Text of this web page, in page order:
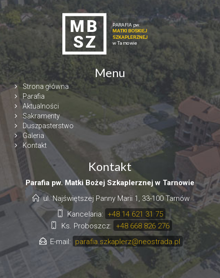
Menu
Strona główna
Parafia
Aktualności
Sakramenty
Duszpasterstwo
Galeria
Kontakt
Kontakt
Parafia pw. Matki Bożej Szkaplerznej w Tarnowie
ul. Najświętszej Panny Marii 1, 33-100 Tarnów
Kancelaria:
+48 14 621 31 75
Ks. Proboszcz:
+48 668 826 276
E-mail:
parafia.szkaplerz@neostrada.pl